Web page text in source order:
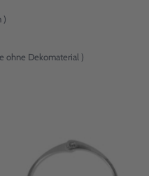
)
ohne Dekomaterial )